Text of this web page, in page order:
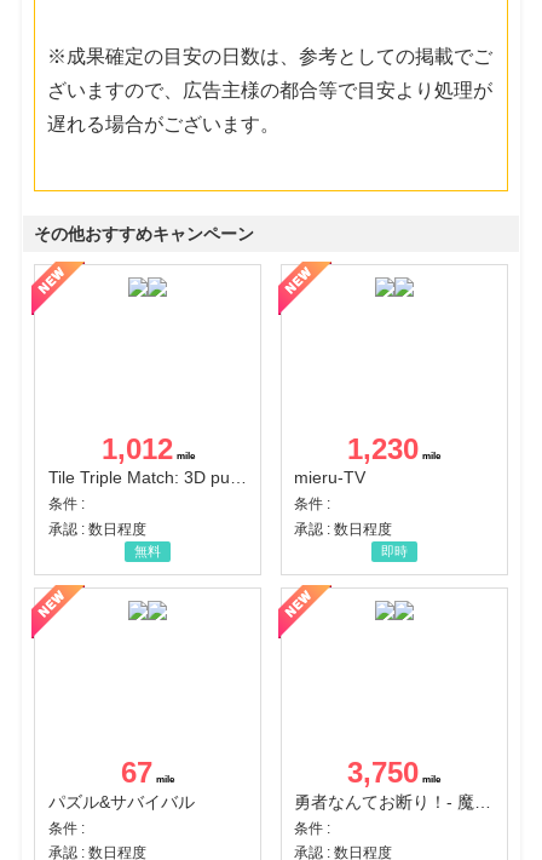
※成果確定の目安の日数は、参考としての掲載でご
ざいますので、広告主様の都合等で目安より処理が
遅れる場合がございます。
その他おすすめキャンペーン
1,012
Tile Triple Match: 3D puzzle
条件 :
承認 : 数日程度
無料
1,230
mieru-TV
条件 :
承認 : 数日程度
即時
67
パズル&サバイバル
条件 :
承認 : 数日程度
3,750
条件 :
承認 : 数日程度